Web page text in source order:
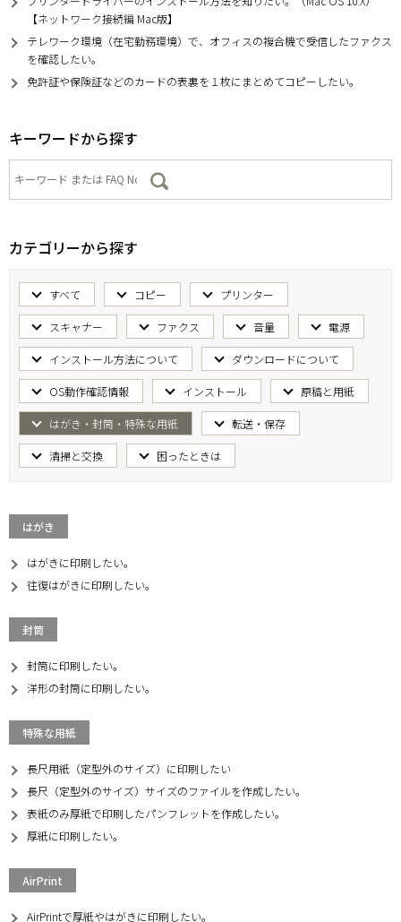
【ネットワーク接続編 Mac版】
テレワーク環境（在宅勤務環境）で、オフィスの複合機で受信したファクス
を確認したい。
免許証や保険証などのカードの表裏を１枚にまとめてコピーしたい。
キーワードから探す
カテゴリーから探す
すべて コピー プリンター
スキャナー ファクス 音量 電源
インストール方法について ダウンロードについて
OS動作確認情報 インストール 原稿と用紙
はがき・封筒・特殊な用紙 転送・保存
清掃と交換 困ったときは
はがき
はがきに印刷したい。
往復はがきに印刷したい。
封筒
封筒に印刷したい。
洋形の封筒に印刷したい。
特殊な用紙
長尺用紙（定型外のサイズ）に印刷したい
長尺（定型外のサイズ）サイズのファイルを作成したい。
表紙のみ厚紙で印刷したパンフレットを作成したい。
厚紙に印刷したい。
AirPrint
AirPrintで厚紙やはがきに印刷したい。